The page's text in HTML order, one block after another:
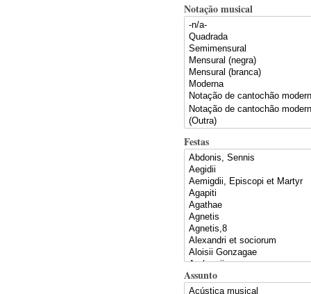
Notação musical
Festas
Assunto